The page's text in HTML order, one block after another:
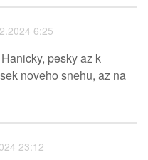
6:25
pesky az k
noveho snehu, az na
23:12